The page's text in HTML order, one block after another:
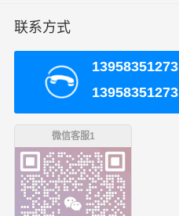
联系方式
13958351273
13958351273
微信客服1